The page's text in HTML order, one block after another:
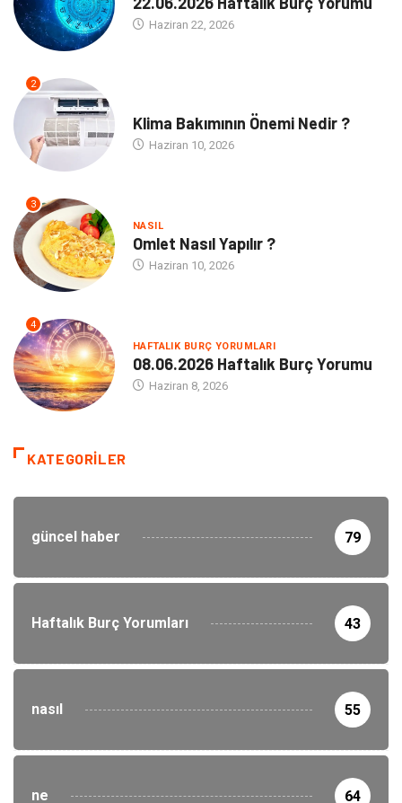
Haziran 22, 2026
2
Klima Bakımının Önemi Nedir ?
Haziran 10, 2026
3
NASIL
Omlet Nasıl Yapılır ?
Haziran 10, 2026
4
HAFTALIK BURÇ YORUMLARI
08.06.2026 Haftalık Burç Yorumu
Haziran 8, 2026
KATEGORILER
güncel haber 79
Haftalık Burç Yorumları 43
nasıl 55
ne 64